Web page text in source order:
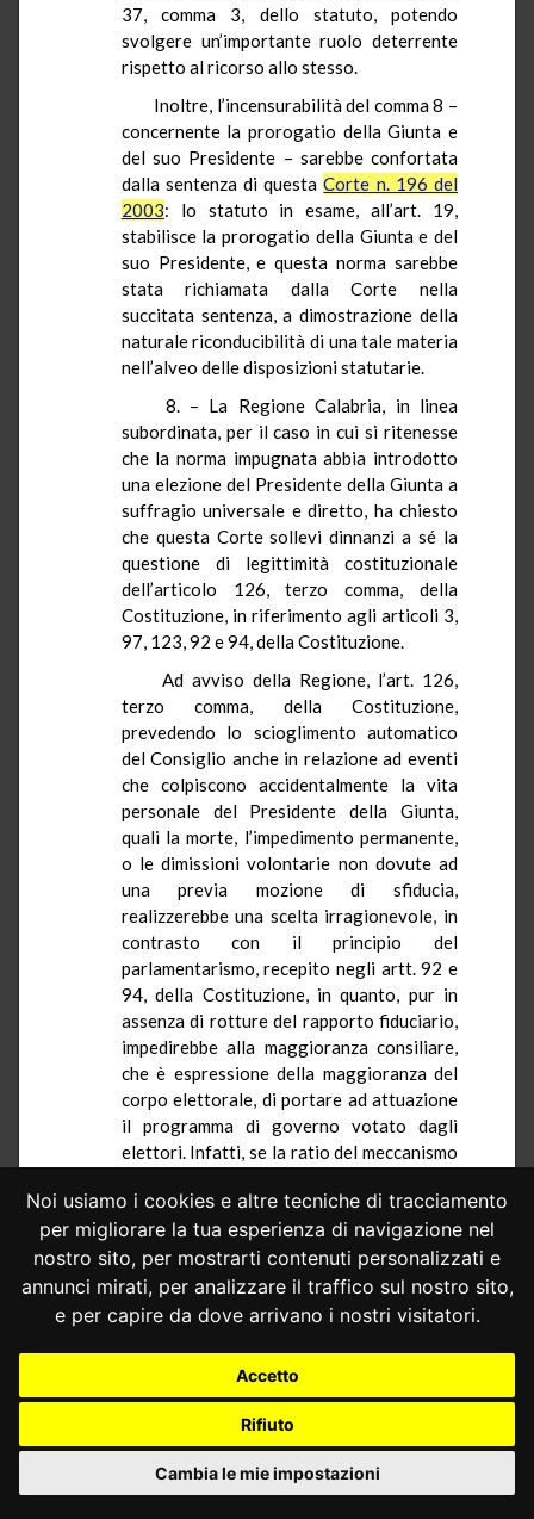
Noi usiamo i cookies e altre tecniche di tracciamento
per migliorare la tua esperienza di navigazione nel
nostro sito, per mostrarti contenuti personalizzati e
annunci mirati, per analizzare il traffico sul nostro sito,
e per capire da dove arrivano i nostri visitatori.
Accetto
Rifiuto
Cambia le mie impostazioni
37, comma 3, dello statuto, potendo
svolgere un’importante ruolo deterrente
rispetto al ricorso allo stesso.
Inoltre, l’incensurabilità del comma 8 –
concernente laprorogatio della Giunta e
del suo Presidente – sarebbe confortata
dalla sentenza di questaCorte n. 196 del
2003: lo statuto in esame, all’art. 19,
stabilisce laprorogatio della Giunta e del
suo Presidente, e questa norma sarebbe
stata richiamata dalla Corte nella
succitata sentenza, a dimostrazione della
naturale riconducibilità di una tale materia
nell’alveo delle disposizioni statutarie.
8. – La Regione Calabria, in linea
subordinata, per il caso in cui si ritenesse
che la norma impugnata abbia introdotto
una elezione del Presidente della Giunta a
suffragio universale e diretto, ha chiesto
che questa Corte sollevi dinnanzi a sé la
questione di legittimità costituzionale
dell’articolo 126, terzo comma, della
Costituzione, in riferimento agli articoli 3,
97, 123, 92 e 94, della Costituzione.
Ad avviso della Regione, l’art. 126,
terzo comma, della Costituzione,
prevedendo lo scioglimento automatico
del Consiglio anche in relazione ad eventi
che colpiscono accidentalmente la vita
personale del Presidente della Giunta,
quali la morte, l’impedimento permanente,
o le dimissioni volontarie non dovute ad
una previa mozione di sfiducia,
realizzerebbe una scelta irragionevole, in
contrasto con il principio del
parlamentarismo, recepito negli artt. 92 e
94, della Costituzione, in quanto, pur in
assenza di rotture del rapporto fiduciario,
impedirebbe alla maggioranza consiliare,
che è espressione della maggioranza del
corpo elettorale, di portare ad attuazione
il programma di governo votato dagli
elettori. Infatti, se la ratio del meccanismo
garantire una maggiore stabilità degli
esecutivi regionali, sarebbe irragionevole
che per eventi accidentali, i quali non
pongono in discussione il rapporto di
fiducia, si debba necessariamente
Pertanto, secondo la resistente,
ragionevolmente lo statuto calabrese
avrebbe previsto una figura quale quella
del Vice Presidente che, in virtù
dell’indicazione popolare, con la volontà